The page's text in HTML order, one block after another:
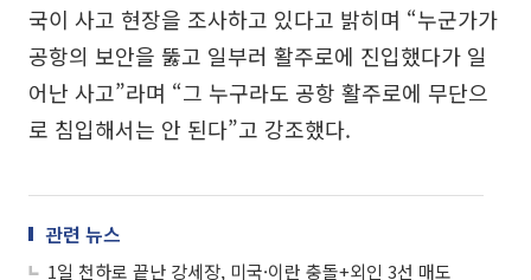
국이 사고 현장을 조사하고 있다고 밝히며 “누군가가
공항의 보안을 뚫고 일부러 활주로에 진입했다가 일
어난 사고”라며 “그 누구라도 공항 활주로에 무단으
로 침입해서는 안 된다”고 강조했다.
관련 뉴스
1일 천하로 끝난 강세장, 미국·이란 충돌+외인 3선 매도